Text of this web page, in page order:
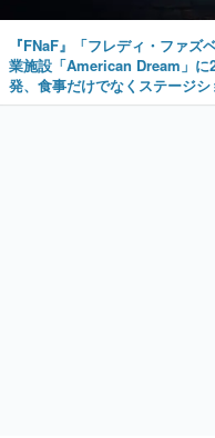
『FNaF』「フレディ・ファ
業施設「American Dream」
発、食事だけでなくステージ